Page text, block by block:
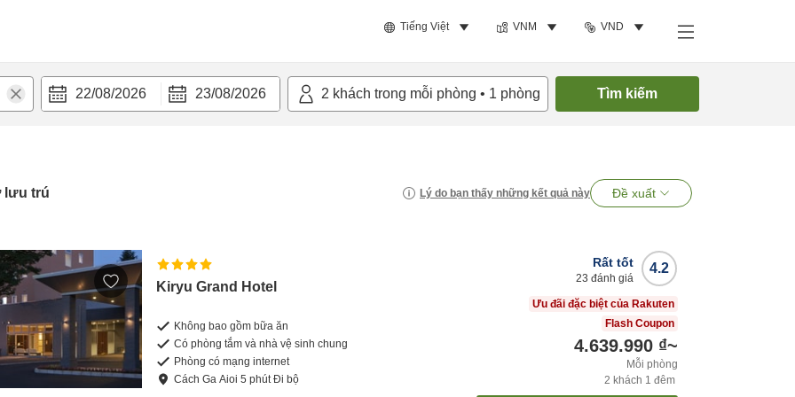
Tiếng Việt VNM VND
22/08/2026 23/08/2026 2 khách trong mỗi phòng • 1 phòng Tìm kiếm
lưu trú Lý do bạn thấy những kết quả này Đề xuất
Kiryu Grand Hotel
Không bao gồm bữa ăn
Có phòng tắm và nhà vệ sinh chung
Phòng có mạng internet
CáchGa Aioi5 phútĐi bộ
4.2
Rất tốt
23 đánh giá
Ưu đãi đặc biệt của Rakuten
Flash Coupon
4.639.990 ₫~
Mỗi phòng
2 khách 1 đêm